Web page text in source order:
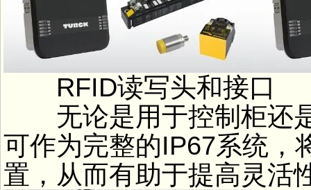
RFID读写头和接口
无论是用于控制柜还
可作为完整的IP67系统，
置，从而有助于提高灵活